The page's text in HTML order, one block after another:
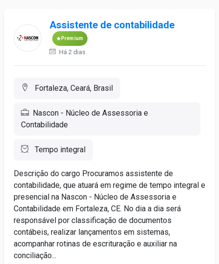
Assistente de contabilidade
Premium
Há 2 dias
Fortaleza, Ceará, Brasil
Nascon - Núcleo de Assessoria e
Contabilidade
Tempo integral
Descrição do cargo Procuramos assistente de
contabilidade, que atuará em regime de tempo integral e
presencial na Nascon - Núcleo de Assessoria e
Contabilidade em Fortaleza, CE. No dia a dia será
responsável por classificação de documentos
contábeis, realizar lançamentos em sistemas,
acompanhar rotinas de escrituração e auxiliar na
conciliação...